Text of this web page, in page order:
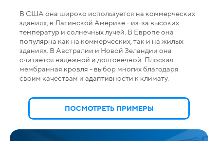
В США она широко используется на коммерческих
зданиях, в Латинской Америке - из-за высоких
температур и солнечных лучей. В Европе она
популярна как на коммерческих, так и на жилых
зданиях. В Австралии и Новой Зеландии она
считается надежной и долговечной. Плоская
мембранная кровля - выбор многих благодаря
своим качествам и адаптивности к климату.
ПОСМОТРЕТЬ ПРИМЕРЫ